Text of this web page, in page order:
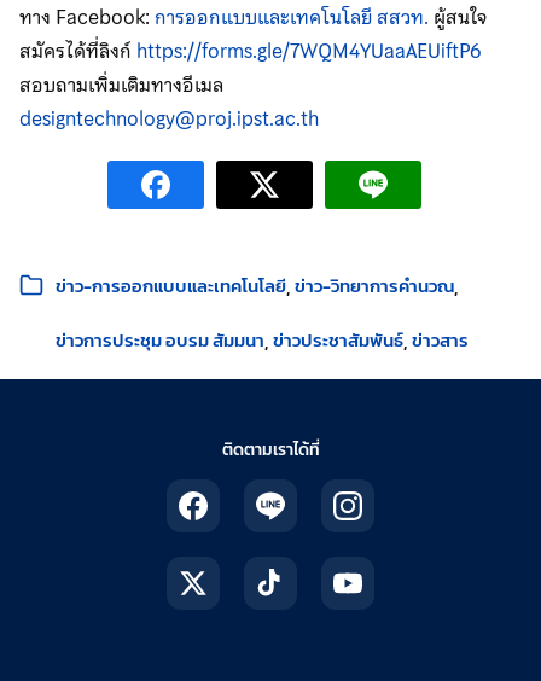
ทาง Facebook: การออกแบบและเทคโนโลยี สสวท. ผู้สนใจ
สมัครได้ที่ลิงก์ https://forms.gle/7WQM4YUaaAEUiftP6
สอบถามเพิ่มเติมทางอีเมล
designtechnology@proj.ipst.ac.th
หมวดหมู่:
ข่าว-การออกแบบและเทคโนโลยี ข่าว-วิทยาการคำนวณ
ข่าวการประชุม อบรม สัมมนา ข่าวประชาสัมพันธ์ ข่าวสาร
ติดตามเราได้ที่